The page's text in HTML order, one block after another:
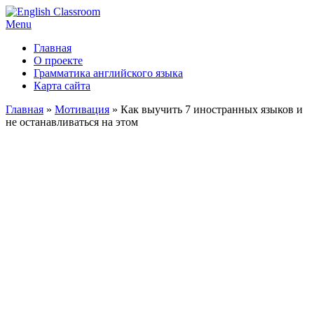
Menu
Главная
О проекте
Грамматика английского языка
Карта сайта
Главная » Мотивация » Как выучить 7 иностранных языков и
не останавливаться на этом